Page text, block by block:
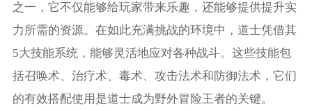
之一，它不仅能够给玩家带来乐趣，还能够提供提升实
力所需的资源。在如此充满挑战的环境中，道士凭借其
5大技能系统，能够灵活地应对各种战斗。这些技能包
括召唤术、治疗术、毒术、攻击法术和防御法术，它们
的有效搭配使用是道士成为野外冒险王者的关键。